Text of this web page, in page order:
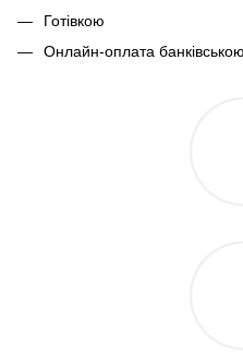
Готівкою
Онлайн-оплата